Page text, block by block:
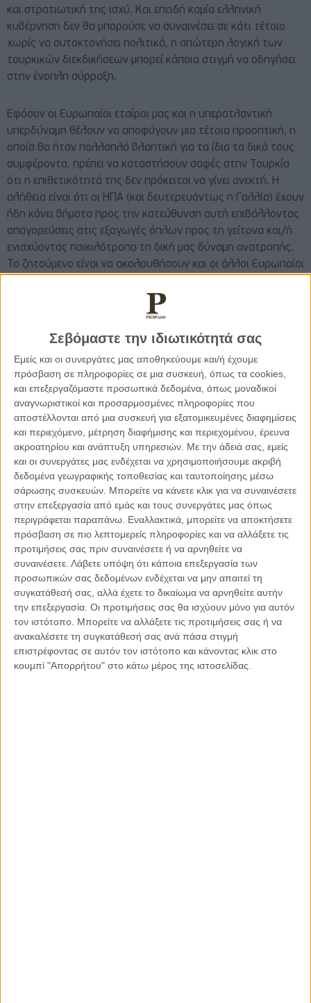
Σεβόμαστε την ιδιωτικότητά σας
Εμείς και οι συνεργάτες μας αποθηκεύουμε και/ή έχουμε
πρόσβαση σε πληροφορίες σε μια συσκευή, όπως τα cookies,
και επεξεργαζόμαστε προσωπικά δεδομένα, όπως μοναδικοί
αναγνωριστικοί και προσαρμοσμένες πληροφορίες που
αποστέλλονται από μια συσκευή για εξατομικευμένες διαφημίσεις
και περιεχόμενο, μέτρηση διαφήμισης και περιεχομένου, έρευνα
ακροατηρίου και ανάπτυξη υπηρεσιών. Με την άδειά σας, εμείς
και οι συνεργάτες μας ενδέχεται να χρησιμοποιήσουμε ακριβή
δεδομένα γεωγραφικής τοποθεσίας και ταυτοποίησης μέσω
σάρωσης συσκευών. Μπορείτε να κάνετε κλικ για να συναινέσετε
στην επεξεργασία από εμάς και τους συνεργάτες μας όπως
περιγράφεται παραπάνω. Εναλλακτικά, μπορείτε να αποκτήσετε
πρόσβαση σε πιο λεπτομερείς πληροφορίες και να αλλάξετε τις
προτιμήσεις σας πριν συναινέσετε ή να αρνηθείτε να
συναινέσετε. Λάβετε υπόψη ότι κάποια επεξεργασία των
προσωπικών σας δεδομένων ενδέχεται να μην απαιτεί τη
συγκατάθεσή σας, αλλά έχετε το δικαίωμα να αρνηθείτε αυτήν
την επεξεργασία. Οι προτιμήσεις σας θα ισχύουν μόνο για αυτόν
τον ιστότοπο. Μπορείτε να αλλάξετε τις προτιμήσεις σας ή να
ανακαλέσετε τη συγκατάθεσή σας ανά πάσα στιγμή
επιστρέφοντας σε αυτόν τον ιστότοπο και κάνοντας κλικ στο
κουμπί "Απορρήτου" στο κάτω μέρος της ιστοσελίδας.
και στρατιωτική της ισχύ. Και επειδή καμία ελληνική
κυβέρνηση δεν θα μπορούσε να συναινέσει σε κάτι τέτοιο
χωρίς να αυτοκτονήσει πολιτικά, η απώτερη λογική των
τουρκικών διεκδικήσεων μπορεί κάποια στιγμή να οδηγήσει
στην ένοπλη σύρραξη.
Εφόσον οι Ευρωπαίοι εταίροι μας και η υπερατλαντική
υπερδύναμη θέλουν να αποφύγουν μια τέτοια προοπτική, η
οποία θα ήταν πολλαπλά βλαπτική για τα ίδια τα δικά τους
συμφέροντα, πρέπει να καταστήσουν σαφές στην Τουρκία
ότι η επιθετικότητά της δεν πρόκειται να γίνει ανεκτή. Η
αλήθεια είναι ότι οι ΗΠΑ (και δευτερευόντως η Γαλλία) έχουν
ήδη κάνει βήματα προς την κατεύθυνση αυτή επιβάλλοντας
απαγορεύσεις στις εξαγωγές όπλων προς τη γείτονα και/ή
ενισχύοντας ποικιλότροπα τη δική μας δύναμη ανατροπής.
Το ζητούμενο είναι να ακολουθήσουν και οι άλλοι Ευρωπαίοι
συνάψει συμφωνίες προμήθειας στις τουρκικές ένοπλες
δυνάμεις οπλικών συστημάτων ικανών να ανατρέψουν τις
ισορροπίες ισχύος στο Αιγαίο και την Ανατολική Μεσόγειο.
Οι παραδόσεις των συστημάτων αυτών (π.χ. γερμανικά
υποβρύχια) πρέπει να ανασταλούν, τουλάχιστον εωσότου η
Τουρκία συμφωνήσει σε δικαιοδοτική επίλυση των
διαφορών της με την Ελλάδα. Η ευρωπαϊκή αλληλεγγύη δεν
αρκεί να διακηρύσσεται στα λόγια, αλλά πρέπει να
αποδεικνύεται και στην πράξη.
Ο Κώστας Χ. Χρυσόγονος είναι Καθηγητής Παν/μίου
Θεσσαλονίκης και τέως Ευρωβουλευτής
Κοινοποιήστε:
Facebook X LinkedIn WhatsApp
Εκτύπωση
Διαβάστε περισσότερα: